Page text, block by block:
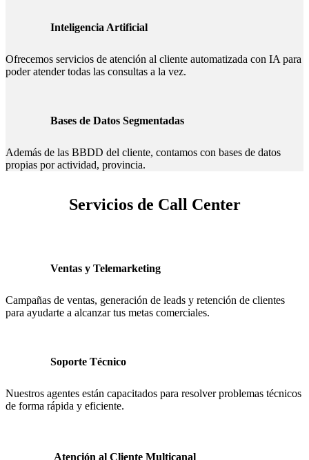
Inteligencia Artificial
Ofrecemos servicios de atención al cliente automatizada con IA para
poder atender todas las consultas a la vez.
Bases de Datos Segmentadas
Además de las BBDD del cliente, contamos con bases de datos
propias por actividad, provincia.
Servicios de Call Center
Ventas y Telemarketing
Campañas de ventas, generación de leads y retención de clientes
para ayudarte a alcanzar tus metas comerciales.
Soporte Técnico
Nuestros agentes están capacitados para resolver problemas técnicos
de forma rápida y eficiente.
Atención al Cliente Multicanal